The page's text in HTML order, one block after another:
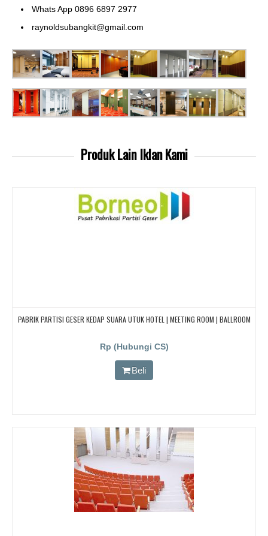
Whats App 0896 6897 2977
raynoldsubangkit@gmail.com
Produk LainIklan Kami
PABRIK PARTISI GESER KEDAP SUARA UTUK HOTEL | MEETING ROOM | BALLROOM
Rp (Hubungi CS)
Beli